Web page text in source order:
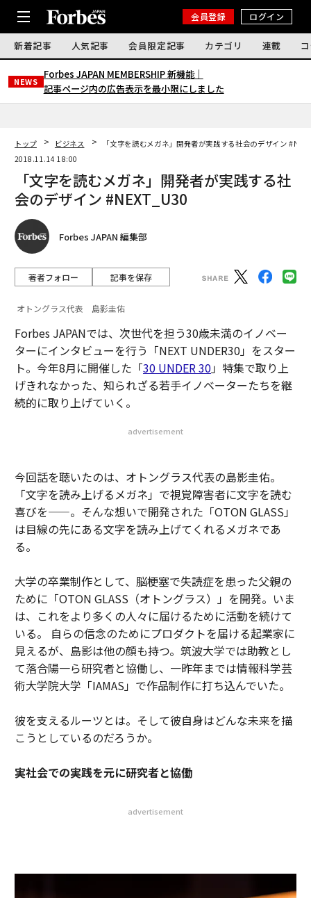
会員登録 ログイン
新着記事 人気記事 会員限定記事 カテゴリ 連載
NEWS
Forbes JAPAN MEMBERSHIP 新機能｜
記事ページ内の広告表示を最小限にしました
トップ ビジネス
「文字を読むメガネ」開発者が実践する社会のデザイン
2018.11.14 18:00
「文字を読むメガネ」開発者が実践する社
会のデザイン #NEXT_U30
Forbes JAPAN 編集部
著者フォロー 記事を保存
オトングラス代表 島影圭佑
Forbes JAPANでは、次世代を担う30歳未満のイノベー
ターにインタビューを行う「NEXT UNDER30」をスター
ト。今年8月に開催した「30 UNDER 30」特集で取り上
げきれなかった、知られざる若手イノベーターたちを継
続的に取り上げていく。
advertisement
今回話を聴いたのは、オトングラス代表の島影圭佑。
「文字を読み上げるメガネ」で視覚障害者に文字を読む
喜びを——。そんな想いで開発された「OTON GLASS」
は目線の先にある文字を読み上げてくれるメガネであ
る。
大学の卒業制作として、脳梗塞で失読症を患った父親の
ために「OTON GLASS（オトングラス）」を開発。いま
は、これをより多くの人々に届けるために活動を続けて
いる。 自らの信念のためにプロダクトを届ける起業家に
見えるが、島影は他の顔も持つ。筑波大学では助教とし
て落合陽一ら研究者と協働し、一昨年までは情報科学芸
術大学院大学「IAMAS」で作品制作に打ち込んでいた。
彼を支えるルーツとは。そして彼自身はどんな未来を描
こうとしているのだろうか。
実社会での実践を元に研究者と協働
advertisement